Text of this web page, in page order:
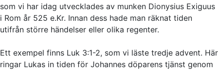
som vi har idag utvecklades av munken Dionysius Exiguus
i Rom år 525 e.Kr. Innan dess hade man räknat tiden
utifrån större händelser eller olika regenter.
Ett exempel finns Luk 3:1-2, som vi läste tredje advent. Här
ringar Lukas in tiden för Johannes döparens tjänst genom